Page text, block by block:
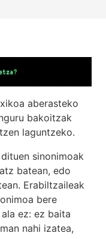
aberasteko
bakoitzak
laguntzeko.
sinonimoak
batean, edo
Erabiltzaileak
bere
ez: ez baita
nahi izatea,